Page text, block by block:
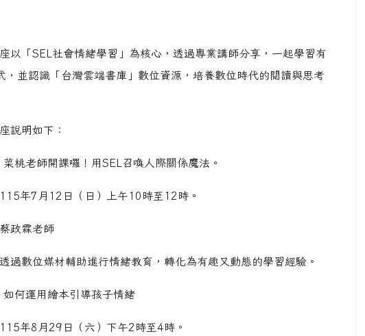
以「SEL社會情緒學習」為核心，透過專業講師分享，一起學習有
，並認識「台灣雲端書庫」數位資源，培養數位時代的閱讀與思考
說明如下：
桃老師開課囉！用SEL召喚人際關係魔法。
年7月12日（日）上午10時至12時。
政霖老師
過數位媒材輔助進行情緒教育，轉化為有趣又動態的學習經驗。
何運用繪本引導孩子情緒
年8月29日（六）下午2時至4時。